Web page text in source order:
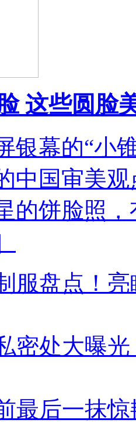
这些圆脸
银幕的“小
中国审美
的饼脸照
服盘点！
密处大曝
最后一抹